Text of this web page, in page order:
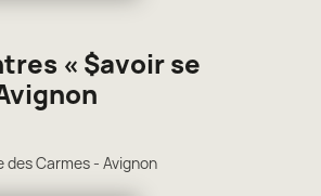
« $avoir se
des Carmes - Avignon